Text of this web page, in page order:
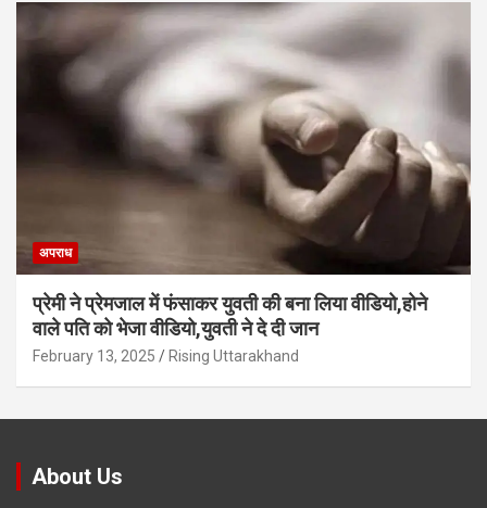
अपराध
प्रेमी ने प्रेमजाल में फंसाकर युवती की बना लिया वीडियो,होने
वाले पत‍ि को भेजा वीड‍ियो,युवती ने दे दी जान
February 13, 2025 Rising Uttarakhand
About Us